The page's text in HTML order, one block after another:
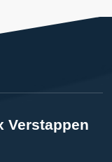
Verstappen